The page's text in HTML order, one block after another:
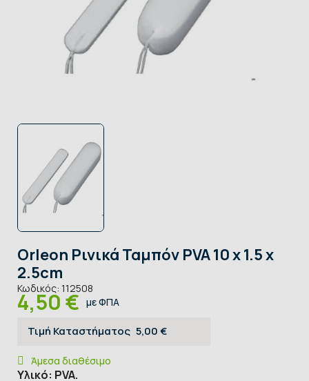
Orleon Ρινικά Ταμπόν PVA 10 x 1.5 x
2.5cm
Κωδικός: 112508
4,50 € με ΦΠΑ
Τιμή Καταστήματος 5,00 €
Άμεσα διαθέσιμο
Υλικό: PVA.